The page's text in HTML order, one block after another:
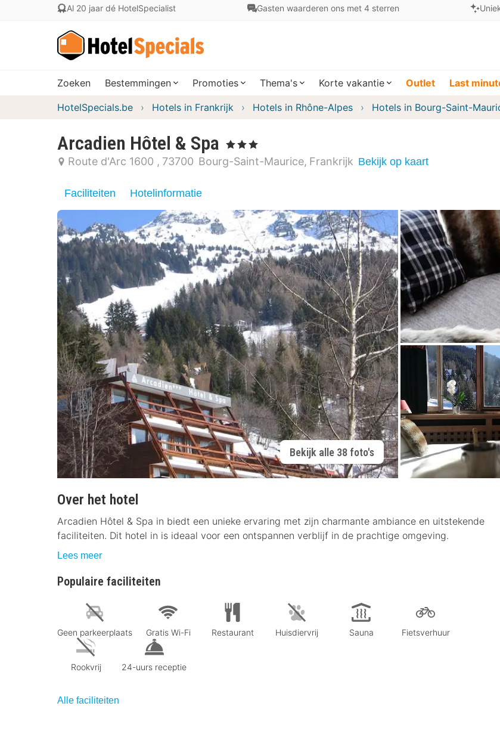
Al 20 jaar dé HotelSpecialist Gasten waarderen ons met 4 sterren
Zoeken Bestemmingen Promoties Thema's Korte vakantie Outlet Last
HotelSpecials.be Hotels in Frankrijk Hotels in Rhône-Alpes Hotels in Bourg-Saint-
Arcadien Hôtel & Spa , 3 Sterren
Route d'Arc 1600 73700 Bourg-Saint-Maurice Frankrijk Bekijk op kaart
Faciliteiten Hotelinformatie
Bekijk alle 38 foto's
Over het hotel
Arcadien Hôtel & Spa in biedt een unieke ervaring met zijn charmante ambiance en uitstekende
faciliteiten. Dit hotel in is ideaal voor een ontspannen verblijf in de prachtige omgeving.
Lees meer
Populaire faciliteiten
Geen parkeerplaats Gratis Wi-Fi Restaurant Huisdiervrij Sauna Fietsverhuur
Rookvrij 24-uurs receptie
Alle faciliteiten